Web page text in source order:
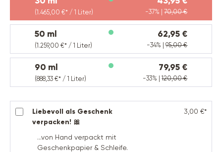
(1.465,00 €* / 1 Liter) -37% |70,00 €
50 ml
(1.259,00 €* / 1 Liter)
62,95 €
-34% |95,00 €
90 ml
(888,33 €* / 1 Liter)
79,95 €
-33% |120,00 €
Liebevoll als Geschenk
verpacken! 🎀
...von Hand verpackt mit
Geschenkpapier & Schleife.
3,00 €*